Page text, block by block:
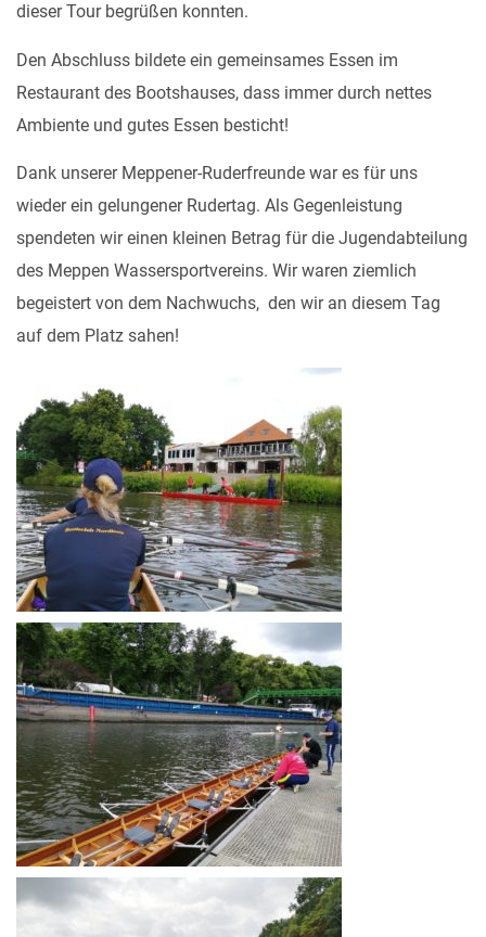
dieser Tour begrüßen konnten.
Den Abschluss bildete ein gemeinsames Essen im
Restaurant des Bootshauses, dass immer durch nettes
Ambiente und gutes Essen besticht!
Dank unserer Meppener-Ruderfreunde war es für uns
wieder ein gelungener Rudertag. Als Gegenleistung
spendeten wir einen kleinen Betrag für die Jugendabteilung
des Meppen Wassersportvereins. Wir waren ziemlich
begeistert von dem Nachwuchs, den wir an diesem Tag
auf dem Platz sahen!